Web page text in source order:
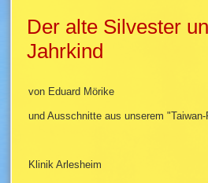
Der alte Silvester
Jahrkind
von Eduard Mörike
und Ausschnitte aus unserem "Taiwan-
Klinik Arlesheim